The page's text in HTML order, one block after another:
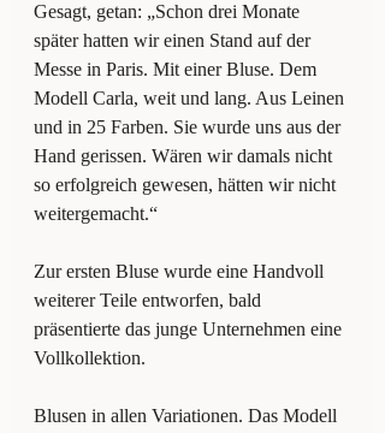
Gesagt, getan: „Schon drei Monate
später hatten wir einen Stand auf der
Messe in Paris. Mit einer Bluse. Dem
Modell Carla, weit und lang. Aus Leinen
und in 25 Farben. Sie wurde uns aus der
Hand gerissen. Wären wir damals nicht
so erfolgreich gewesen, hätten wir nicht
weitergemacht.“
Zur ersten Bluse wurde eine Handvoll
weiterer Teile entworfen, bald
präsentierte das junge Unternehmen eine
Vollkollektion.
Blusen in allen Variationen. Das Modell